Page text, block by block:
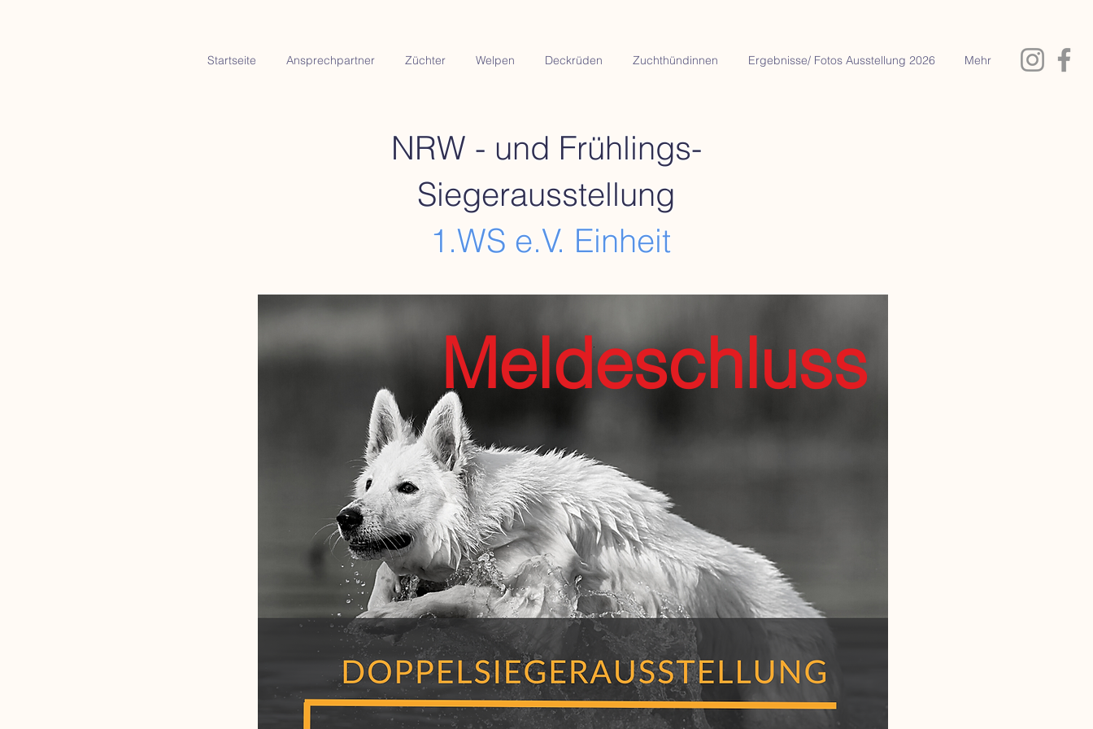
Startseite Ansprechpartner Züchter Welpen Deckrüden Zuchthündinnen Ergebnisse/ Fotos Ausstellung 2026 Mehr
NRW - und Frühlings-
Siegerausstellung
1.WS e.V. Einheit
Meldeschluss